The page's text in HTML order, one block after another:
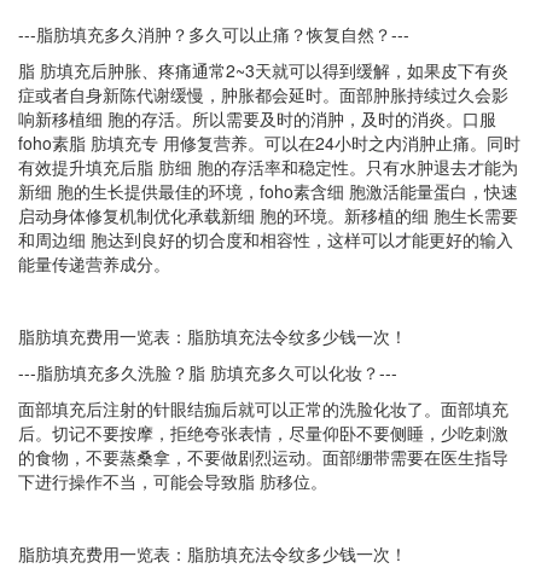
---脂肪填充多久消肿？多久可以止痛？恢复自然？---
脂 肪填充后肿胀、疼痛通常2~3天就可以得到缓解，如果皮下有炎
症或者自身新陈代谢缓慢，肿胀都会延时。面部肿胀持续过久会影
响新移植细 胞的存活。所以需要及时的消肿，及时的消炎。口服
foho素脂 肪填充专 用修复营养。可以在24小时之内消肿止痛。同时
有效提升填充后脂 肪细 胞的存活率和稳定性。只有水肿退去才能为
新细 胞的生长提供最佳的环境， foho素含细 胞激活能量蛋白，快速
启动身体修复机制优化承载新细 胞的环境。新移植的细 胞生长需要
和周边细 胞达到良好的切合度和相容性，这样可以才能更好的输入
能量传递营养成分。
脂肪填充费用一览表：脂肪填充法令纹多少钱一次！
---脂肪填充多久洗脸？脂 肪填充多久可以化妆？---
面部填充后注射的针眼结痂后就可以正常的洗脸化妆了。面部填充
后。切记不要按摩，拒绝夸张表情，尽量仰卧不要侧睡，少吃刺激
的食物，不要蒸桑拿，不要做剧烈运动。面部绷带需要在医生指导
下进行操作不当，可能会导致脂 肪移位。
脂肪填充费用一览表：脂肪填充法令纹多少钱一次！